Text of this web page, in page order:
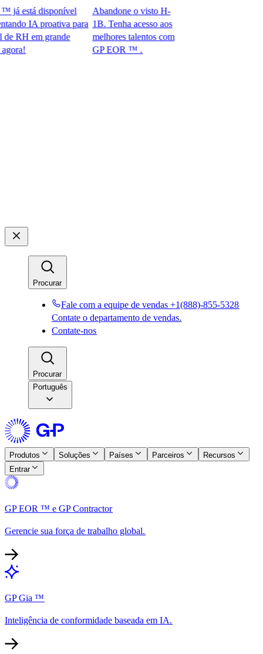
disponível
IA proativa para
em grande
Abandone o visto H-
1B. Tenha acesso aos
melhores talentos com
GP EOR ™ .​​
Procurar​​
Fale com a equipe de vendas +1(888)-855-5328​​
Contate o departamento de vendas.​​
Contate-nos​​
Procurar​​
Português
Produtos​​ Soluções​​ Países​​ Parceiros​​
Recursos​​
Entrar​​
GP EOR ™ e GP Contractor​​
Gerencie sua força de trabalho global.​​
GP Gia ™​​
Inteligência de conformidade baseada em IA.​​